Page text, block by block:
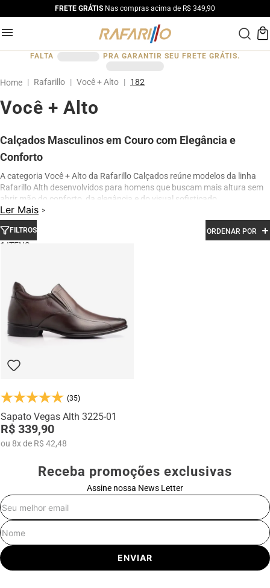
FRETE GRÁTIS Nas compras acima de R$ 349,90
FALTA PRA GARANTIR SEU FRETE GRÁTIS.
Rafarillo Você + Alto 182
Você + Alto
Calçados Masculinos em Couro com Elegância e
Conforto
A categoria Você + Alto da Rafarillo Calçados reúne modelos da linha
Rafarillo Alth desenvolvidos para homens que buscam mais altura sem
abrir mão do conforto, da elegância e do visual sofisticado.
Os calçados contam com elevação interna de até 7 cm, proporcionando
aumento de altura de forma discreta e natural. Produzidos em couro
legítimo e com acabamento premium, os modelos oferecem excelente
mocassins e sapatênis com tecnologia de elevação interna,
desenvolvidos para garantir mais confiança, postura e estilo em
qualquer momento do dia.
Ler Mais
FILTROS ORDENAR POR
1
(35)
Sapato Vegas Alth 3225-01
R$ 339,90
ou 8xde R$ 42,48
Receba promoções exclusivas
Assine nossa News Letter
ENVIAR